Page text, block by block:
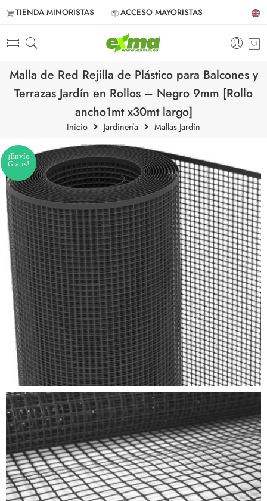
TIENDA MINORISTAS ACCESO MAYORISTAS
Malla de Red Rejilla de Plástico para Balcones y
Terrazas Jardín en Rollos – Negro 9mm [Rollo
ancho1mt x30mt largo]
Inicio Jardinería Mallas Jardín
¡Envío
Gratis!